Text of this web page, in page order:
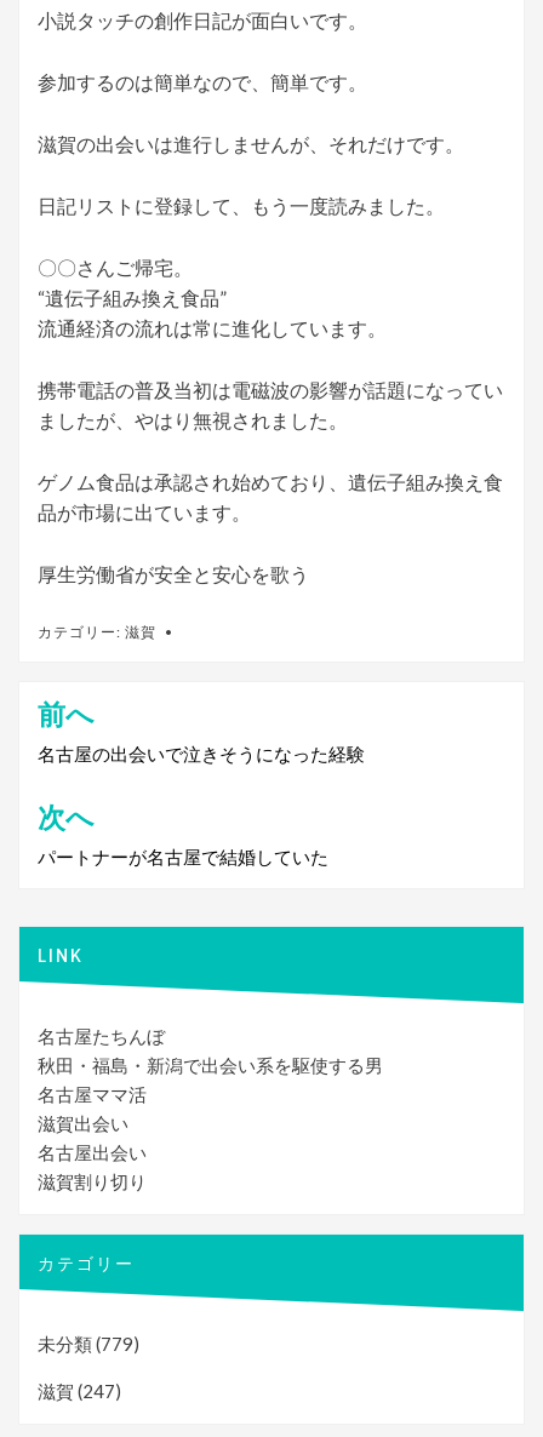
小説タッチの創作日記が面白いです。
参加するのは簡単なので、簡単です。
滋賀の出会いは進行しませんが、それだけです。
日記リストに登録して、もう一度読みました。
〇〇さんご帰宅。
“遺伝子組み換え食品”
流通経済の流れは常に進化しています。
携帯電話の普及当初は電磁波の影響が話題になってい
ましたが、やはり無視されました。
ゲノム食品は承認され始めており、遺伝子組み換え食
品が市場に出ています。
厚生労働省が安全と安心を歌う
カテゴリー: 滋賀
投
稿
ナ
ビ
ー
シ
ン
前へ
名古屋の出会いで泣きそうになった経験
次へ
パートナーが名古屋で結婚していた
LINK
名古屋たちんぼ
秋田・福島・新潟で出会い系を駆使する男
名古屋ママ活
滋賀出会い
名古屋出会い
滋賀割り切り
カテゴリー
未分類(779)
滋賀 (247)